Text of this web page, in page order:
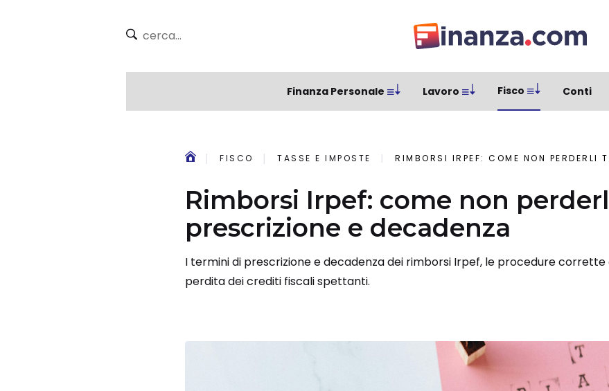
Finanza Personale Lavoro Fisco Conti
FISCO TASSE E IMPOSTE RIMBORSI IRPEF: COME NON PERDERLI TRA
Rimborsi Irpef: come non
prescrizione e decadenza
I termini di prescrizione e decadenza dei rimborsi Irpef, le procedure
perdita dei crediti fiscali spettanti.